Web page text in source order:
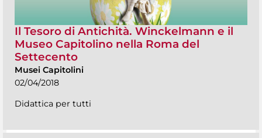
Il Tesoro di Antichità. Winckelmann e il
Museo Capitolino nella Roma del
Settecento
Musei Capitolini
02/04/2018
Didattica per tutti